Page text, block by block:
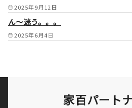
2025年9月12日
2025年6月4日
ん～迷う。。。
家百パート